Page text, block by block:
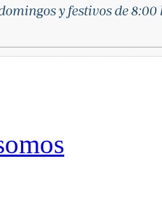
y festivos de 8:00